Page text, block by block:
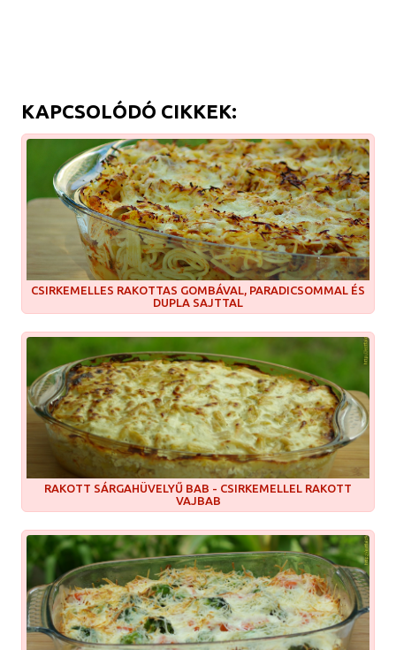
KAPCSOLÓDÓ CIKKEK:
CSIRKEMELLES RAKOTTAS GOMBÁVAL, PARADICSOMMAL ÉS
DUPLA SAJTTAL
RAKOTT SÁRGAHÜVELYŰ BAB - CSIRKEMELLEL RAKOTT
VAJBAB